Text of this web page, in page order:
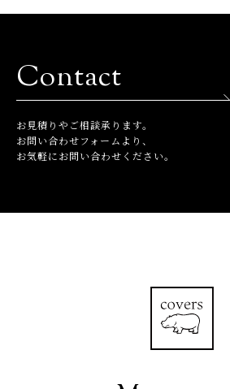
Contact
お⾒積りやご相談承ります。
お問い合わせフォームより、
お気軽にお問い合わせください。